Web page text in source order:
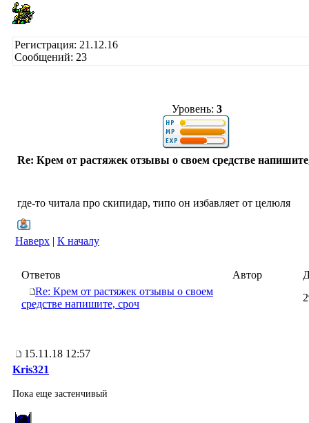
Регистрация: 21.12.16
Сообщений: 23
Уровень: 3
Re: Крем от растяжек отзывы о своем средстве
где-то читала про скипидар, типо он избавляет от целюля
Наверх | К началу
Ответов Автор
Re: Крем от растяжек отзывы о своем
средстве напишите, сроч
15.11.18 12:57
Kris321
Пока еще застенчивый